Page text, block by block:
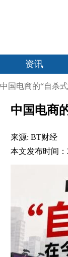
资讯
中国电商的“自杀
中国电商
来源: BT财经
本文发布时间：